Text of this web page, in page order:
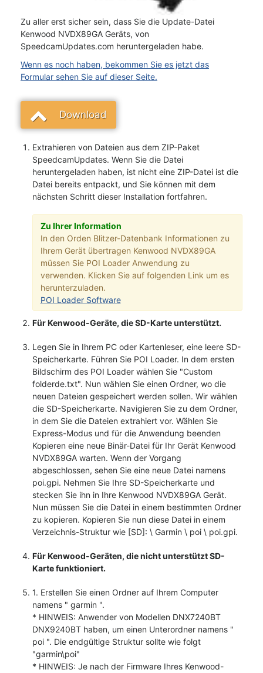
Zu aller erst sicher sein, dass Sie die Update-Datei
Kenwood NVDX89GA Geräts, von
SpeedcamUpdates.com heruntergeladen habe.
Wenn es noch haben, bekommen Sie es jetzt das
Formular sehen Sie auf dieser Seite.
Download
Extrahieren von Dateien aus dem ZIP-Paket
SpeedcamUpdates. Wenn Sie die Datei
heruntergeladen haben, ist nicht eine ZIP-Datei ist die
Datei bereits entpackt, und Sie können mit dem
nächsten Schritt dieser Installation fortfahren.
Zu Ihrer Information
In den Orden Blitzer-Datenbank Informationen zu
Ihrem Gerät übertragen Kenwood NVDX89GA
müssen Sie POI Loader Anwendung zu
verwenden. Klicken Sie auf folgenden Link um es
herunterzuladen.
POI Loader Software
Für Kenwood-Geräte, die SD-Karte unterstützt.
Legen Sie in Ihrem PC oder Kartenleser, eine leere SD-
Speicherkarte. Führen Sie POI Loader. In dem ersten
Bildschirm des POI Loader wählen Sie "Custom
folderde.txt". Nun wählen Sie einen Ordner, wo die
neuen Dateien gespeichert werden sollen. Wir wählen
die SD-Speicherkarte. Navigieren Sie zu dem Ordner,
in dem Sie die Dateien extrahiert vor. Wählen Sie
Express-Modus und für die Anwendung beenden
Kopieren eine neue Binär-Datei für Ihr Gerät Kenwood
NVDX89GA warten. Wenn der Vorgang
abgeschlossen, sehen Sie eine neue Datei namens
poi.gpi. Nehmen Sie Ihre SD-Speicherkarte und
stecken Sie ihn in Ihre Kenwood NVDX89GA Gerät.
Nun müssen Sie die Datei in einem bestimmten Ordner
zu kopieren. Kopieren Sie nun diese Datei in einem
Verzeichnis-Struktur wie [SD]: \ Garmin \ poi \ poi.gpi.
Für Kenwood-Geräten, die nicht unterstützt SD-
Karte funktioniert.
1. Erstellen Sie einen Ordner auf Ihrem Computer
namens " garmin ".
* HINWEIS: Anwender von Modellen DNX7240BT
DNX9240BT haben, um einen Unterordner namens "
poi ". Die endgültige Struktur sollte wie folgt
"garmin\poi"
* HINWEIS: Je nach der Firmware Ihres Kenwood-